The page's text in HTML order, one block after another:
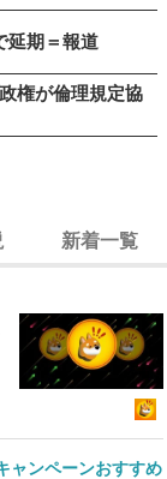
延期＝報道
権が倫理規定協
新着一覧
ャンペーンおすすめ